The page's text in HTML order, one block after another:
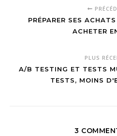
PRÉPARER SES
ACHETER
PLUS
A/B TESTING ET TESTS
TESTS, MOINS
3